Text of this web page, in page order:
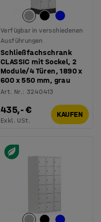
Verfügbar in verschiedenen
Ausführungen
Schließfachschrank
CLASSIC mit Sockel, 2
Module/4 Türen, 1890 x
600 x 550 mm, grau
Art. Nr.:3240413
435,- €
Exkl. USt.
KAUFEN